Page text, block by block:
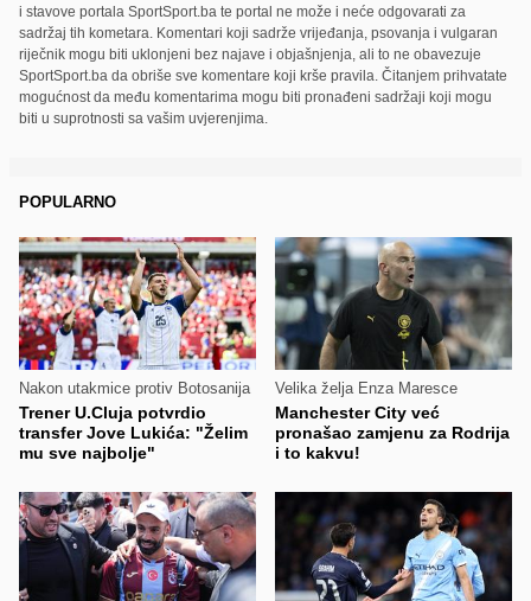
i stavove portala SportSport.ba te portal ne može i neće odgovarati za
sadržaj tih kometara. Komentari koji sadrže vrijeđanja, psovanja i vulgaran
riječnik mogu biti uklonjeni bez najave i objašnjenja, ali to ne obavezuje
SportSport.ba da obriše sve komentare koji krše pravila. Čitanjem prihvatate
mogućnost da među komentarima mogu biti pronađeni sadržaji koji mogu
biti u suprotnosti sa vašim uvjerenjima.
POPULARNO
Nakon utakmice protiv Botosanija
Trener U.Cluja potvrdio
transfer Jove Lukića: "Želim
mu sve najbolje"
Velika želja Enza Maresce
Manchester City već
pronašao zamjenu za Rodrija
i to kakvu!